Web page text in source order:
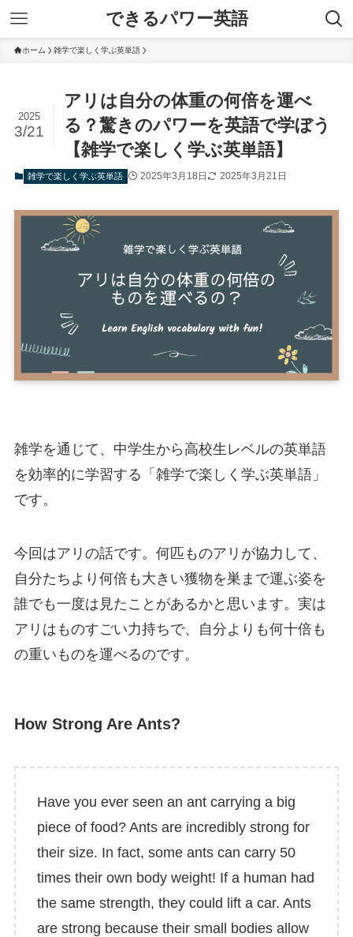
できるパワー英語
ホーム 雑学で楽しく学ぶ英単語
アリは自分の体重の何倍を運べ
る？驚きのパワーを英語で学ぼう
【雑学で楽しく学ぶ英単語】
2025
3/21
雑学で楽しく学ぶ英単語 2025年3月18日 2025年3月21日
雑学を通じて、中学生から高校生レベルの英単語
を効率的に学習する「雑学で楽しく学ぶ英単語」
です。
今回はアリの話です。何匹ものアリが協力して、
自分たちより何倍も大きい獲物を巣まで運ぶ姿を
誰でも一度は見たことがあるかと思います。実は
アリはものすごい力持ちで、自分よりも何十倍も
の重いものを運べるのです。
How Strong Are Ants?
Have you ever seen an ant carrying a big
piece of food? Ants are incredibly strong for
their size. In fact, some ants can carry 50
times their own body weight! If a human had
the same strength, they could lift a car. Ants
are strong because their small bodies allow